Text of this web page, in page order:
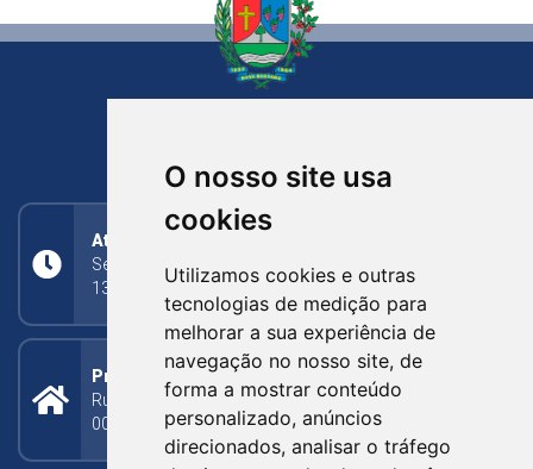
O nosso site usa
cookies
Utilizamos cookies e outras
tecnologias de medição para
melhorar a sua experiência de
navegação no nosso site, de
forma a mostrar conteúdo
personalizado, anúncios
direcionados, analisar o tráfego
Atendimento
Segunda a Sexta: 8h às 11h30min (manhã);
13h30min às 17h (tarde)
Prefeitura Municipal
Rua Silva Jardim, 505 - Bairro Centro - CEP: 95340-
000